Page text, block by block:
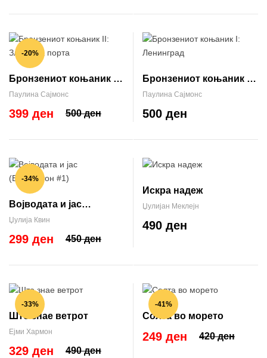
-20%
Бронзениот коњаник II:
Златната порта
Паулина Сајмонс
500 ден
399 ден
Бронзениот коњаник I:
Ленинград
Паулина Сајмонс
500 ден
-34%
Војводата и јас
(Бриџертон #1)
Џулија Квин
450 ден
299 ден
Искра надеж
Џулијан Меклејн
490 ден
-33%
Што знае ветрот
Ејми Хармон
490 ден
329 ден
-41%
Солта во морето
420 ден
249 ден